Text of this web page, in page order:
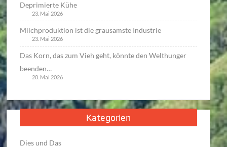
Deprimierte Kühe
23. Mai 2026
Milchproduktion ist die grausamste Industrie
23. Mai 2026
Das Korn, das zum Vieh geht, könnte den Welthunger
beenden…
20. Mai 2026
Kategorien
Dies und Das